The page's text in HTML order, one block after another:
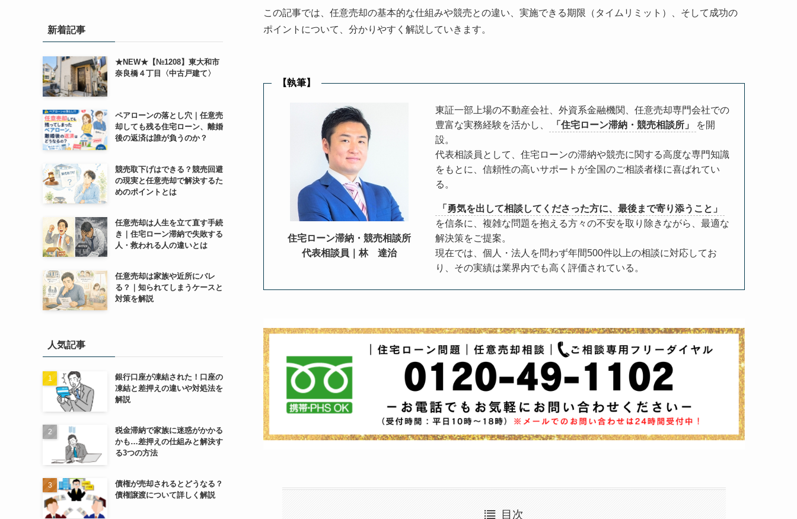
この記事では、任意売却の基本的な仕組みや競売との違い、実施できる期限（タイムリミット）、そして成功の
ポイントについて、分かりやすく解説していきます。
【執筆】
住宅ローン滞納・競売相談所
代表相談員｜林 達治
東証一部上場の不動産会社、外資系金融機関、任意売却専門会社での
豊富な実務経験を活かし、
「住宅ローン滞納・競売相談所」
を開
設。
代表相談員として、住宅ローンの滞納や競売に関する高度な専門知識
をもとに、信頼性の高いサポートが全国のご相談者様に喜ばれてい
る。
「勇気を出して相談してくださった方に、最後まで寄り添うこと」
を信条に、複雑な問題を抱える方々の不安を取り除きながら、最適な
解決策をご提案。
現在では、個人・法人を問わず年間500件以上の相談に対応してお
り、その実績は業界内でも高く評価されている。
目次
新着記事
★NEW★【№1208】東大和市
奈良橋４丁目〈中古戸建て〉
ペアローンの落とし穴｜任意売
却しても残る住宅ローン、離婚
後の返済は誰が負うのか？
競売取下げはできる？競売回避
の現実と任意売却で解決するた
めのポイントとは
任意売却は人生を立て直す手続
き｜住宅ローン滞納で失敗する
人・救われる人の違いとは
任意売却は家族や近所にバレ
る？｜知られてしまうケースと
対策を解説
人気記事
銀行口座が凍結された！口座の
凍結と差押えの違いや対処法を
解説
税金滞納で家族に迷惑がかかる
かも…差押えの仕組みと解決す
る3つの方法
債権が売却されるとどうなる？
債権譲渡について詳しく解説